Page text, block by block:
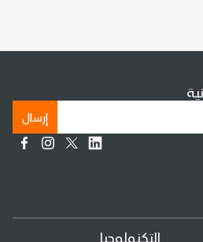
التكنولوجيا
إرسال